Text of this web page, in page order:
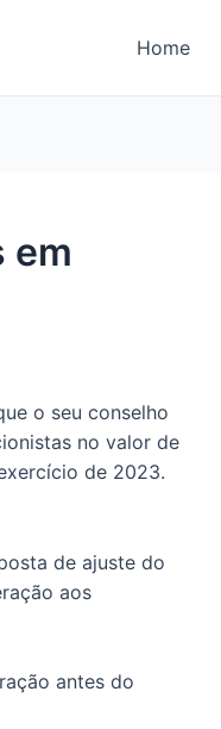
Home
em
o seu conselho
no valor de
de 2023.
de ajuste do
aos
antes do